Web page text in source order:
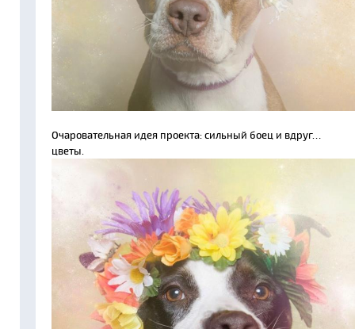
Очаровательная идея проекта: сильный боец и вдруг…
цветы.